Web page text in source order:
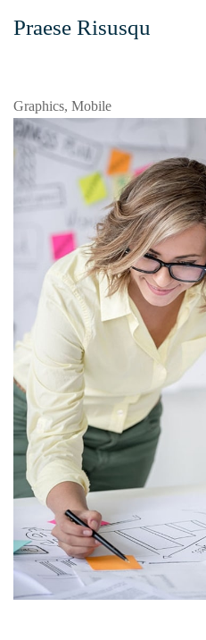
Praese Risusqu
Graphics, Mobile